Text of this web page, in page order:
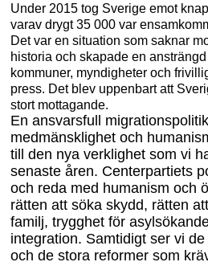
Under 2015 tog Sverige emot
varav drygt 35 000 var
Det var en situation som saknar
historia och skapade en
kommuner, myndigheter och
press. Det blev uppenbart att
stort mottagande.
En ansvarsfull
medmänsklighet och
till den nya verklighet som vi
senaste åren. Centerpartiets
och reda med humanism och
rätten att söka skydd, rätten
familj, trygghet för
integration. Samtidigt ser vi
och de stora reformer som